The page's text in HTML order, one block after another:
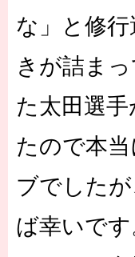
な」と修
きが詰ま
た太田選手
たので本
ブでした
ば幸いです